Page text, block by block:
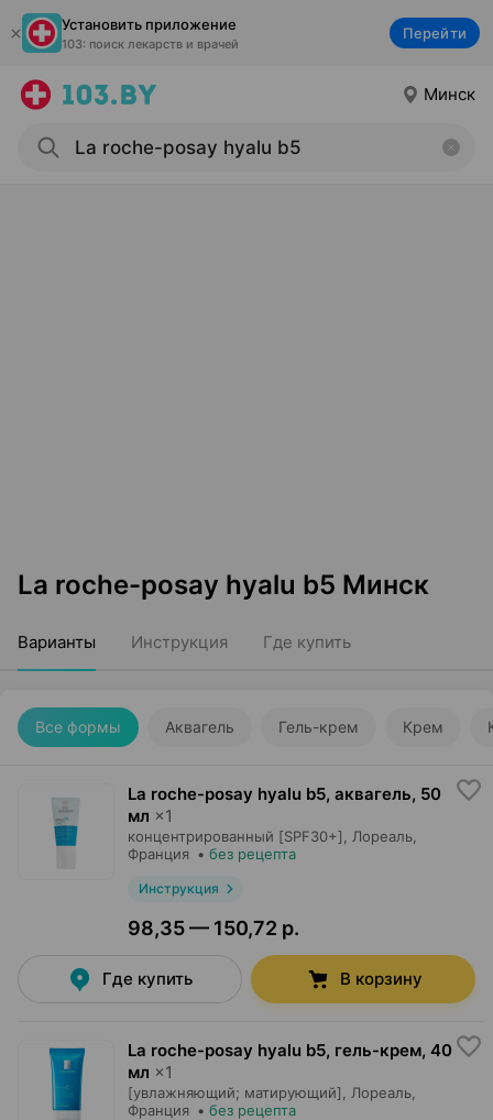
Установить приложение
103: поиск лекарств и врачей
Перейти
Минск
La roche-posay hyalu b5 Минск
Варианты Инструкция Где купить
Все формы Аквагель Гель-крем Крем
La roche-posay hyalu b5, аквагель, 50
мл ×1
концентрированный [SPF30+], Лореаль
Франция • без рецепта
Инструкция
98,35 — 150,72 р.
Где купить В корзину
La roche-posay hyalu b5, гель-крем, 40
мл ×1
[увлажняющий; матирующий], Лореаль
Франция • без рецепта